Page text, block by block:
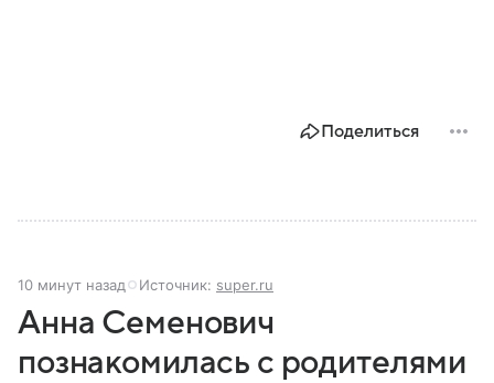
Поделиться
10 минут назад Источник: super.ru
Анна Семенович
познакомилась с родителями